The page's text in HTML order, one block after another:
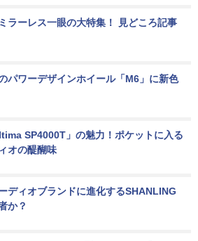
ラーレス一眼の大特集！ 見どころ記事
パワーデザインホイール「M6」に新色
SP4000T」の魅力！ポケットに入る
オの醍醐味
ディオブランドに進化するSHANLING
か？